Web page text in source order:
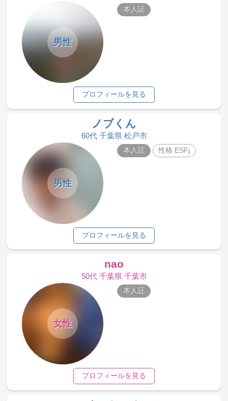
男性
本人証
プロフィールを見る
ノブくん
60代 千葉県 松戸市
男性
本人証 性格 ESFj
プロフィールを見る
nao
50代 千葉県 千葉市
女性
本人証
プロフィールを見る